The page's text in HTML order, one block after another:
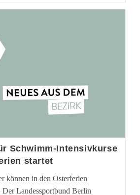
Schwimm-Intensivkurse
startet
können in den Osterferien
Landessportbund Berlin